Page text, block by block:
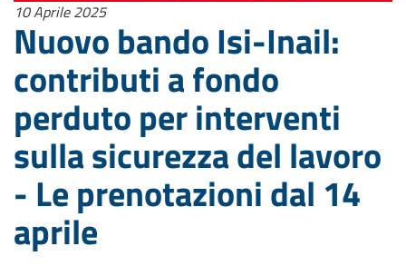
10 Aprile 2025
Nuovo bando Isi-Inail:
contributi a fondo
perduto per interventi
sulla sicurezza del lavoro
- Le prenotazioni dal 14
aprile